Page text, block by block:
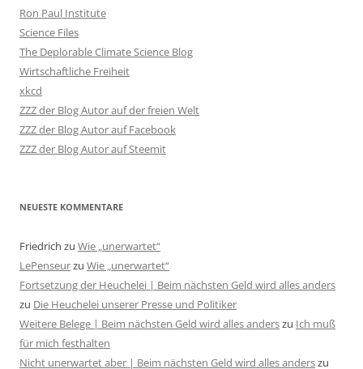
Ron Paul Institute
Science Files
The Deplorable Climate Science Blog
Wirtschaftliche Freiheit
xkcd
ZZZ der Blog Autor auf der freien Welt
ZZZ der Blog Autor auf Facebook
ZZZ der Blog Autor auf Steemit
NEUESTE KOMMENTARE
Friedrich zu Wie „unerwartet“
LePenseurzu Wie „unerwartet“
Fortsetzung der Heuchelei | Beim nächsten Geld wird alles anders
zu Die Heuchelei unserer Presse und Politiker
Weitere Belege | Beim nächsten Geld wird alles anderszu Ich muß
für mich festhalten
Nicht unerwartet aber | Beim nächsten Geld wird alles anderszu